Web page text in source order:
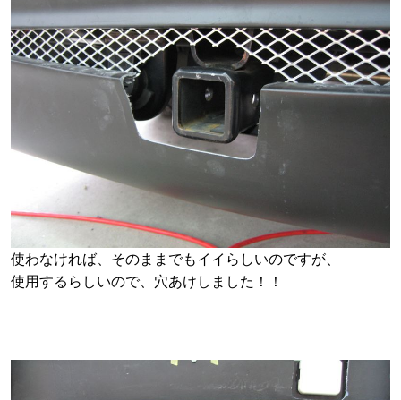
使わなければ、そのままでもイイらしいのですが、
使用するらしいので、穴あけしました！！